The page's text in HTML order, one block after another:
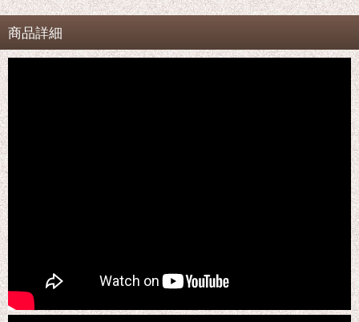
商品詳細